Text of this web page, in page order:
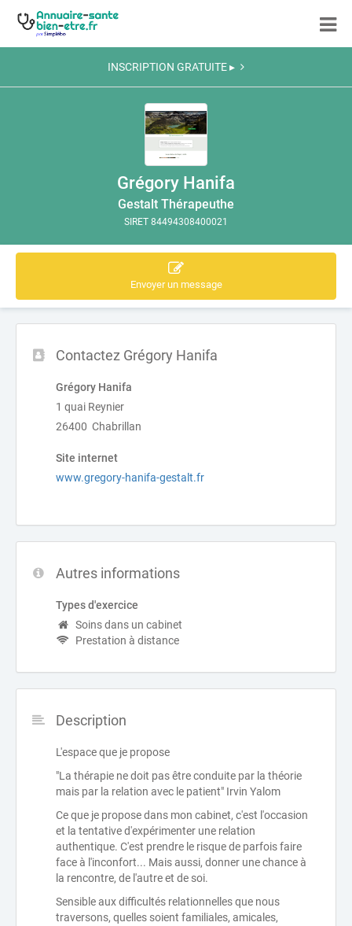
INSCRIPTION GRATUITE ▸
Grégory Hanifa
Gestalt Thérapeuthe
SIRET 84494308400021
Envoyer un message
Contactez Grégory Hanifa
Grégory Hanifa
1 quai Reynier
26400 Chabrillan
Site internet
www.gregory-hanifa-gestalt.fr
Autres informations
Types d'exercice
Soins dans un cabinet
Prestation à distance
Description
L'espace que je propose
"La thérapie ne doit pas être conduite par la théorie
mais par la relation avec le patient" Irvin Yalom
Ce que je propose dans mon cabinet, c'est l'occasion
et la tentative d'expérimenter une relation
authentique. C'est prendre le risque de parfois faire
face à l'inconfort... Mais aussi, donner une chance à
la rencontre, de l'autre et de soi.
Sensible aux difficultés relationnelles que nous
traversons, quelles soient familiales, amicales,